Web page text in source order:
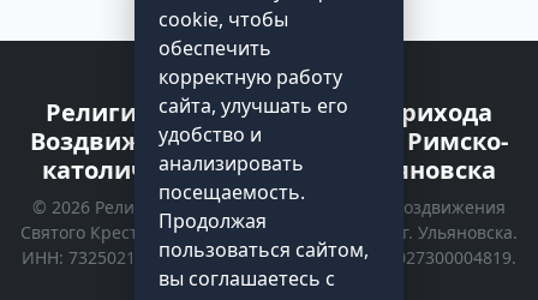
Религиозная организация прихода
Воздвижения Святого Креста Римско-
католической Церкви г. Ульяновска
© 2026 Религиозная организация прихода Воздвижения
Святого Креста Римско-католической Церкви г. Ульяновска.
ИНН: 7325021535 | КПП: 732501001 | ОГРН: 1027300004819.
Все права защищены.
cookie, чтобы
обеспечить
корректную работу
сайта, улучшать его
удобство и
анализировать
посещаемость.
Продолжая
пользоваться сайтом,
вы соглашаетесь с